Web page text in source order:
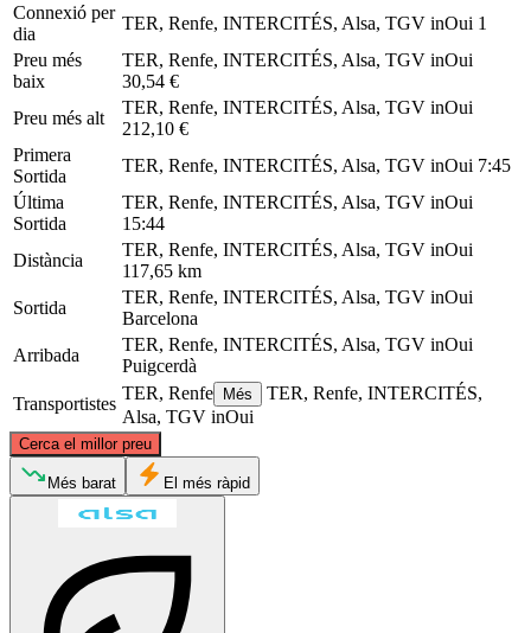
Connexió per
dia
TER, Renfe, INTERCITÉS, Alsa, TGV inOui 1
Preu més
baix
TER, Renfe, INTERCITÉS, Alsa, TGV inOui
30,54 €
Preu més alt
TER, Renfe, INTERCITÉS, Alsa, TGV inOui
212,10 €
Primera
Sortida
TER, Renfe, INTERCITÉS, Alsa, TGV inOui 7:45
Última
Sortida
TER, Renfe, INTERCITÉS, Alsa, TGV inOui
15:44
Distància
TER, Renfe, INTERCITÉS, Alsa, TGV inOui
117,65 km
Sortida
TER, Renfe, INTERCITÉS, Alsa, TGV inOui
Barcelona
Arribada
TER, Renfe, INTERCITÉS, Alsa, TGV inOui
Puigcerdà
Transportistes
TER, Renfe Més
TER, Renfe, INTERCITÉS,
Alsa, TGV inOui
Cerca el millor preu
Puigcerdà
Més barat El més ràpid